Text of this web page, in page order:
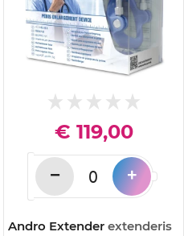
Andro Extender extenderis
€ 119,00
− +